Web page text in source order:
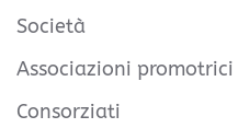
Società
Associazioni promotrici
Consorziati